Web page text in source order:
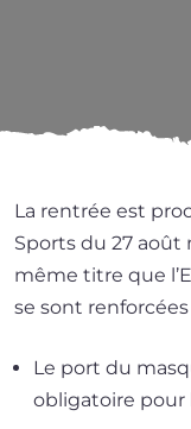
La ren­trée est
Sports du 27 août
même titre que
se sont
Le port du
obli­ga­toire pour